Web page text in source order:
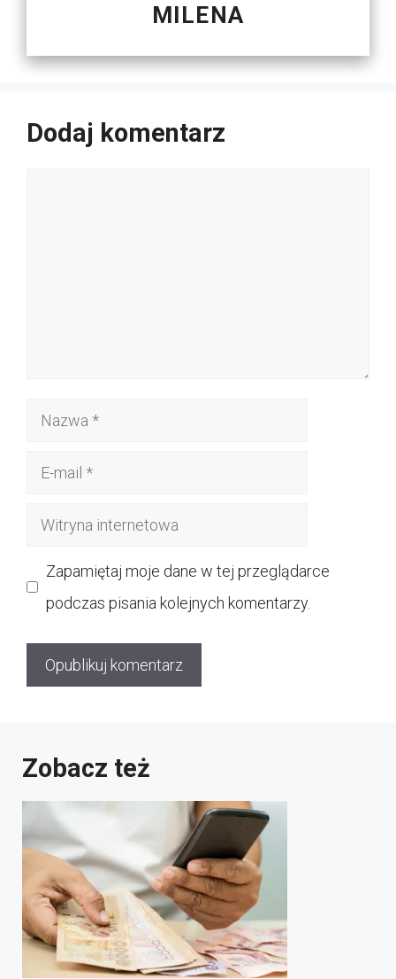
MILENA
Dodaj komentarz
Nazwa
Witryna
Zapamiętaj moje dane w tej przeglądarce
podczas pisania kolejnych komentarzy.
Zobacz też